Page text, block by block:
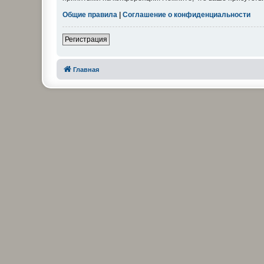
Общие правила | Соглашение о конфиденциальности
Регистрация
Главная